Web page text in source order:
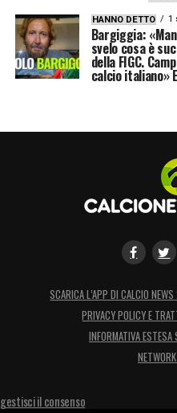
HANNO DETTO 1
Bargiggia:
svelo cosa è
della FIGC.
calcio italiano»
SCARICA L’APP DI CALCIO
PRIVACY POLICY E
INFORMATIVA ESTESA
gestisci il consenso